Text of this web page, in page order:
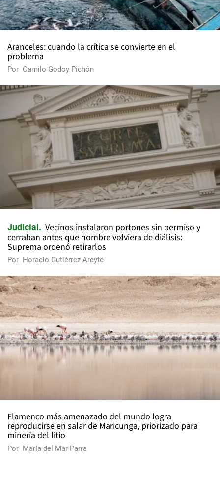
Aranceles: cuando la crítica se convierte en el
problema
Por Camilo Godoy Pichón
Judicial
Vecinos instalaron portones sin permiso y
cerraban antes que hombre volviera de diálisis:
Suprema ordenó retirarlos
Por Horacio Gutiérrez Areyte
Flamenco más amenazado del mundo logra
reproducirse en salar de Maricunga, priorizado para
minería del litio
Por María del Mar Parra